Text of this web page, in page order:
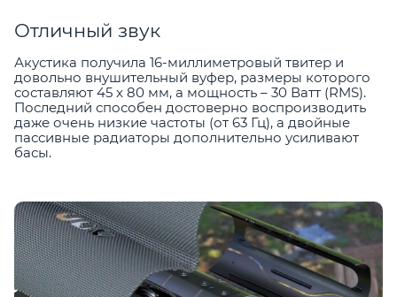
Отличный звук
Акустика получила 16-миллиметровый твитер и
довольно внушительный вуфер, размеры которого
составляют 45 x 80 мм, а мощность – 30 Ватт (RMS).
Последний способен достоверно воспроизводить
даже очень низкие частоты (от 63 Гц), а двойные
пассивные радиаторы дополнительно усиливают
басы.